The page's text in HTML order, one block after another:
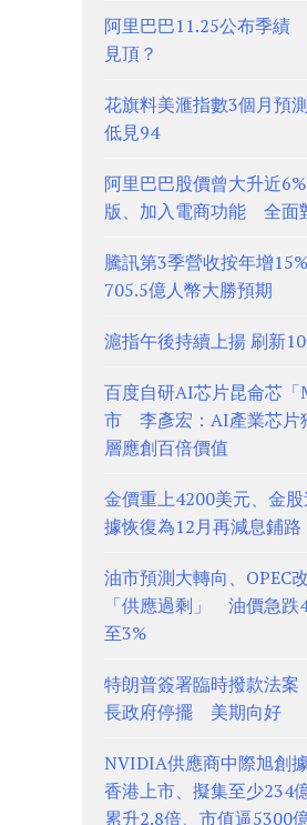
阿里巴巴11.25公布季績
見頂？
花旗料美滙指數3個月預
低見94
阿里巴巴股價曾大升近
版、加入電商功能 全面
騰訊第3季營收按年增
705.5億人幣大勝預期
滬指午後持續上揚 刷新
百度自研AI芯片昆侖芯「
市 李彥宏：AI產業芯片
層應創百倍價值
金價重上4200美元、金
據恢復為12月再減息鋪路
油市預測大轉向、OPEC
「供應過剩」 油價急跌
至3%
特朗普簽署臨時撥款法
長政府停擺 美期向好
NVIDIA供應商中際旭創
香港上市、擬集至少
累升2.8倍、市值逼5300